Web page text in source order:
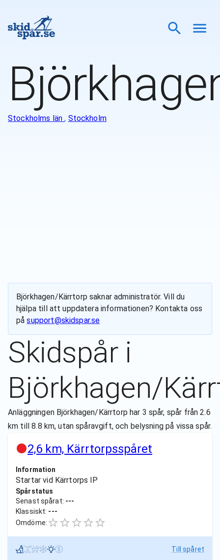
Stockholms län, Stockholm
Björkhagen/Kärrtorp saknar administratör. Vill du
hjälpa till att uppdatera informationen? Kontakta oss
på support@skidspar.se
Skidspår i
Björkhagen/
Anläggningen Björkhagen/Kärrtorp har 3 spår, spår från 2.6
km till 8.8 km, utan spåravgift, och belysning på vissa spår.
2,6 km, Kärrtorpsspåret
Information
Startar vid Kärrtorps IP
Spårstatus
Senast spårat: ---
Klassiskt: ---
Omdöme:
Till spåret